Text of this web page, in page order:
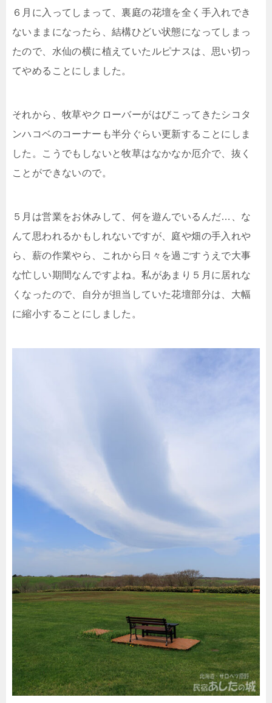
６月に入ってしまって、裏庭の花壇を全く手入れでき
ないままになったら、結構ひどい状態になってしまっ
たので、水仙の横に植えていたルピナスは、思い切っ
てやめることにしました。
それから、牧草やクローバーがはびこってきたシコタ
ンハコベのコーナーも半分ぐらい更新することにしま
した。こうでもしないと牧草はなかなか厄介で、抜く
ことができないので。
５月は営業をお休みして、何を遊んでいるんだ…、な
んて思われるかもしれないですが、庭や畑の手入れや
ら、薪の作業やら、これから日々を過ごすうえで大事
な忙しい期間なんですよね。私があまり５月に居れな
くなったので、自分が担当していた花壇部分は、大幅
に縮小することにしました。